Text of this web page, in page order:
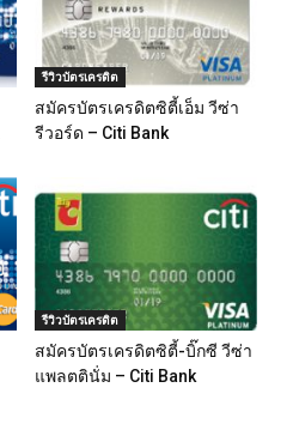
รีวิวบัตรเครดิต
สมัครบัตรเครดิตซิตี้เอ็ม วีซ่า
รีวอร์ด – Citi Bank
รีวิวบัตรเครดิต
สมัครบัตรเครดิตซิตี้-บิ๊กซี วีซ่า
แพลตตินั่ม – Citi Bank